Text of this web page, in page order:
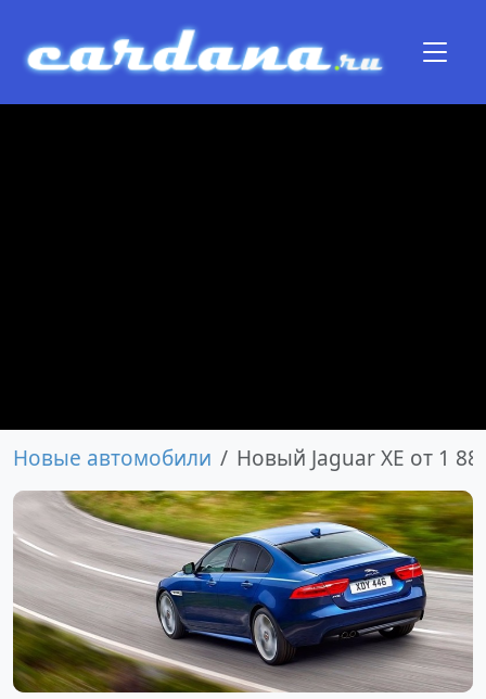
Новые автомобили Новый Jaguar XE от 1